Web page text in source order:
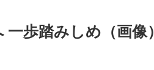
一歩踏みしめ（画像